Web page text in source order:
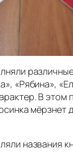
«Рябина»,
В этом
названия